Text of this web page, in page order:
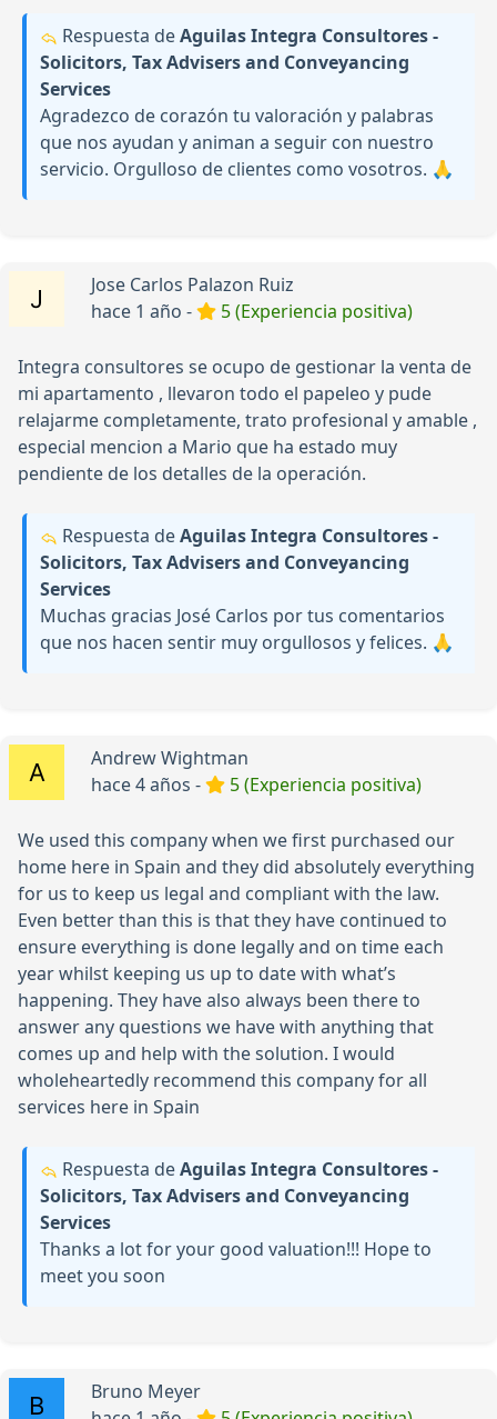
Respuesta deAguilas Integra Consultores -
Solicitors, Tax Advisers and Conveyancing
Services
Agradezco de corazón tu valoración y palabras
que nos ayudan y animan a seguir con nuestro
servicio. Orgulloso de clientes como vosotros. 🙏
Jose Carlos Palazon Ruiz
hace 1 año -
5 (Experiencia positiva)
Integra consultores se ocupo de gestionar la venta de
mi apartamento , llevaron todo el papeleo y pude
relajarme completamente, trato profesional y amable ,
especial mencion a Mario que ha estado muy
pendiente de los detalles de la operación.
Respuesta deAguilas Integra Consultores -
Solicitors, Tax Advisers and Conveyancing
Services
Muchas gracias José Carlos por tus comentarios
que nos hacen sentir muy orgullosos y felices. 🙏
Andrew Wightman
hace 4 años -
5 (Experiencia positiva)
We used this company when we first purchased our
home here in Spain and they did absolutely everything
for us to keep us legal and compliant with the law.
Even better than this is that they have continued to
ensure everything is done legally and on time each
year whilst keeping us up to date with what’s
happening. They have also always been there to
answer any questions we have with anything that
comes up and help with the solution. I would
wholeheartedly recommend this company for all
services here in Spain
Respuesta deAguilas Integra Consultores -
Solicitors, Tax Advisers and Conveyancing
Services
Thanks a lot for your good valuation!!! Hope to
meet you soon
Bruno Meyer